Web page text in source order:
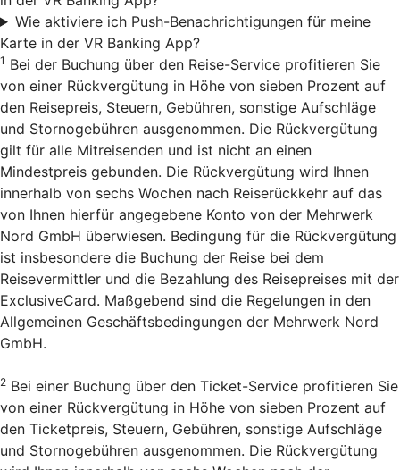
Wie aktiviere ich Push-Benachrichtigungen für meine
Karte in der VR Banking App?
1 Bei der Buchung über den Reise-Service profitieren Sie
von einer Rückvergütung in Höhe von sieben Prozent auf
den Reisepreis, Steuern, Gebühren, sonstige Aufschläge
und Stornogebühren ausgenommen. Die Rückvergütung
gilt für alle Mitreisenden und ist nicht an einen
Mindestpreis gebunden. Die Rückvergütung wird Ihnen
innerhalb von sechs Wochen nach Reiserückkehr auf das
von Ihnen hierfür angegebene Konto von der Mehrwerk
Nord GmbH überwiesen. Bedingung für die Rückvergütung
ist insbesondere die Buchung der Reise bei dem
Reisevermittler und die Bezahlung des Reisepreises mit der
ExclusiveCard. Maßgebend sind die Regelungen in den
Allgemeinen Geschäftsbedingungen der Mehrwerk Nord
GmbH.
2 Bei einer Buchung über den Ticket-Service profitieren Sie
von einer Rückvergütung in Höhe von sieben Prozent auf
den Ticketpreis, Steuern, Gebühren, sonstige Aufschläge
und Stornogebühren ausgenommen. Die Rückvergütung